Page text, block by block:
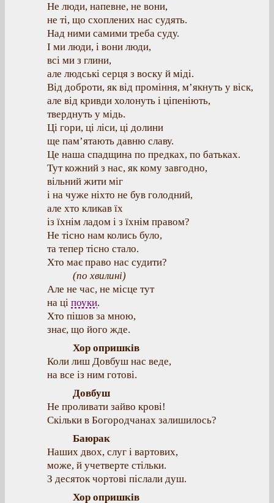
Не люди, напевне, не вони,
не ті, що схоплених нас судять.
Над ними самими треба суду.
І ми люди, і вони люди,
всі ми з глини,
але людські серця з воску й міді.
Від доброти, як від проміння, м’якнуть у віск,
але від кривди холонуть і ціпеніють,
тверднуть у мідь.
Ці гори, ці ліси, ці долини
ще пам’ятають давню славу.
Це наша спадщина по предках, по батьках.
Тут кожний з нас, як кому завгодно,
вільний жити міг
і на чуже ніхто не був голодний,
але хто кликав їх
із їхнім ладом і з їхнім правом?
Не тісно нам колись було,
та тепер тісно стало.
Хто має право нас судити?
(по хвилині)
Але не час, не місце тут
на ці поуки.
Хто пішов за мною,
знає, що його жде.
Хор опришків
Коли лиш Довбуш нас веде,
на все із ним готові.
Довбуш
Не проливати зайво крові!
Скільки в Богородчанах залишилось?
Баюрак
Наших двох, слуг і вартових,
може, й учетверте стільки.
З десяток чортові післали душ.
Хор опришків